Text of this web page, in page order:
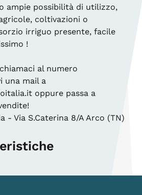
ampie possibilità di utilizzo,
coltivazioni o
irriguo presente, facile
!
al numero
una mail a
oppure passa a
- Via S.Caterina 8/A Arco (TN)